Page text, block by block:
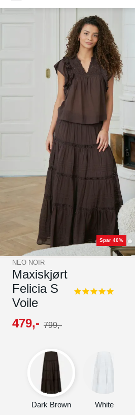
Spar 40%
NEO NOIR
Maxiskjørt
Felicia S
Voile
5.0
479,- 799,-
Dark Brown White